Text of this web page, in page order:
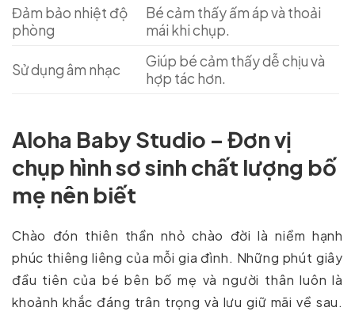
Đảm bảo nhiệt độ
phòng
Bé cảm thấy ấm áp và thoải
mái khi chụp.
Sử dụng âm nhạc
Giúp bé cảm thấy dễ chịu và
hợp tác hơn.
Aloha Baby Studio – Đơn vị
chụp hình sơ sinh chất lượng bố
mẹ nên biết
Chào đón thiên thần nhỏ chào đời là niềm hạnh
phúc thiêng liêng của mỗi gia đình. Những phút giây
đầu tiên của bé bên bố mẹ và người thân luôn là
khoảnh khắc đáng trân trọng và lưu giữ mãi về sau.